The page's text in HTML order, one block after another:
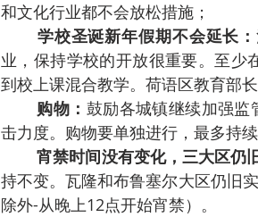
和文化行业都不会放松措施；
学校圣诞新年假期不会延长：
业，保持学校的开放很重要。至少
到校上课混合教学。荷语区教育部
购物： 鼓励各城镇继续加强
击力度。购物要单独进行，最多持续
宵禁时间没有变化，三大区仍
持不变。瓦隆和布鲁塞尔大区仍旧
除外-从晚上12点开始宵禁）。